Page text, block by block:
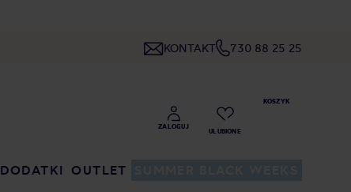
KONTAKT 730 88 25 25
DODATKI OUTLET